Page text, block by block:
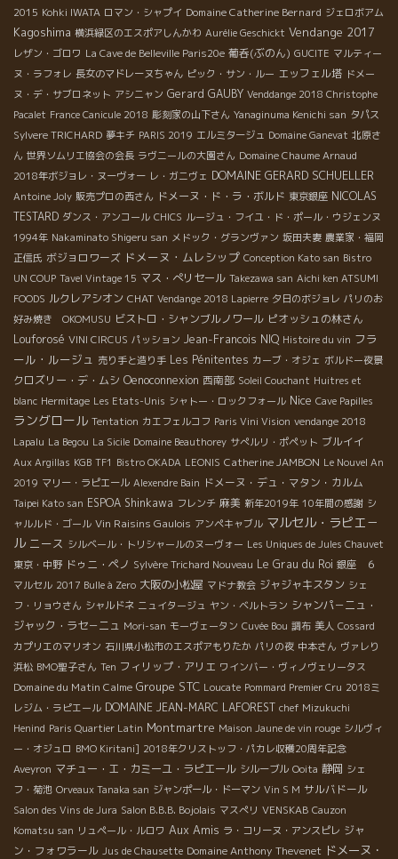
2015 Kohki IWATA ロマン・シャプイ Domaine Catherine Bernard ジェロボアム
Kagoshima 横浜緑区のエスポアしんかわ Aurélie Geschickt Vendange 2017
レザン・ゴロワ La Cave de Belleville Paris20e 葡呑(ぶのん) GUCITE マルティー
ヌ・ラフォレ 長女のマドレーヌちゃん ピック・サン・ルー エッフェル塔 ドメー
ヌ・デ・サブロネット アシニャン Gerard GAUBY Venddange 2018 Christophe
Pacalet France Canicule 2018 彫刻家の山下さん Yanaginuma Kenichi san タパス
Sylvere TRICHARD 夢キチ PARIS 2019 エルミタージュ Domaine Ganevat 北原さ
ん 世界ソムリエ協会の会長 ラヴニールの大園さん Domaine Chaume Arnaud
2018年ボジョレ・ヌーヴォー レ・ガニヴェ DOMAINE GERARD SCHUELLER
Antoine Joly 販売プロの西さん ドメーヌ・ド・ラ・ボルド 東京銀座 NICOLAS
TESTARD ダンス・アンコール CHICS ルージュ・フイユ・ド・ポール・ウジェンヌ
1994年 Nakaminato Shigeru san メドック・グランヴァン 坂田夫妻 農業家・福岡
正信氏 ボジョロワーズ ドメーヌ・ムレシップ Conception Kato san Bistro
UN COUP Tavel Vintage 15 マス・ぺリセール Takezawa san Aichi ken ATSUMI
FOODS ルクレアシオン CHAT Vendange 2018 Lapierre 夕日のボジョレ パリのお
好み焼き OKOMUSU ビストロ・シャンブルノワール ピオッシュの林さん
Louforosé VINI CIRCUS パッション Jean-Francois NIQ Histoire du vin フラ
ール・ルージュ 売り手と造り手 Les Pénitentes カーブ・オジェ ボルドー夜景
クロズリー・デ・ムシ Oenoconnexion 西南部 Soleil Couchant Huitres et
blanc Hermitage Les Etats-Unis シャトー・ロックフォール Nice Cave Papilles
ラングロール Tentation カエフェルコフ Paris Vini Vision vendange 2018
Lapalu La Begou La Sicile Domaine Beauthorey サぺルリ・ポペット ブルイイ
Aux Argillas KGB TF1 Bistro OKADA LEONIS Catherine JAMBON Le Nouvel An
2019 マリー・ラピエール Alexendre Bain ドメーヌ・デュ・マタン・カルム
Taipei Kato san ESPOA Shinkawa フレンチ 麻美 新年2019年 10年間の感謝 シ
ャルルド・ゴール Vin Raisins Gaulois アンペキャブル マルセル・ラピエ－
ル ニース シルベール・トリシャールのヌーヴォー Les Uniques de Jules Chauvet
東京・中野 ドゥニ・ペノ Sylvère Trichard Nouveau Le Grau du Roi 銀座 ６
マルセル 2017 Bulle à Zero 大阪の小松屋 マドナ教会 ジャジャキスタン シェ
フ・リョウさん シャルドネ ニュイタージュ ヤン・ベルトラン シャンパ－ニュ・
ジャック・ラセ－ニュ Mori-san モーヴェータン Cuvée Bou 調布 美人 Cossard
カプリエのマリオン 石川県小松市のエスポアもりたか パリの夜 中本さん ヴァレり
浜松 BMO聖子さん Ten フィリップ・アリエ ワインバー・ヴィノヴェリータス
Domaine du Matin Calme Groupe STC Loucate Pommard Premier Cru 2018ミ
レジム・ラピエール DOMAINE JEAN-MARC LAFOREST chef Mizukuchi
Henind Paris Quartier Latin Montmartre Maison Jaune de vin rouge シルヴィ
ー・オジュロ BMO Kiritani] 2018年クリストッフ・パカレ収穫20周年記念
Aveyron マチュー・エ・カミーユ・ラピエール シルーブル Ooita 静岡 シェ
フ・菊池 Orveaux Tanaka san ジャンポール・ドーマン Vin S M サルバドール
Salon des Vins de Jura Salon B.B.B. Bojolais マスぺリ VENSKAB Cauzon
Komatsu san リュペール・ルロワ Aux Amis ラ・コリーヌ・アンスピレ ジャ
ン・フォワラール Jus de Chausette Domaine Anthony Thevenet ドメーヌ・